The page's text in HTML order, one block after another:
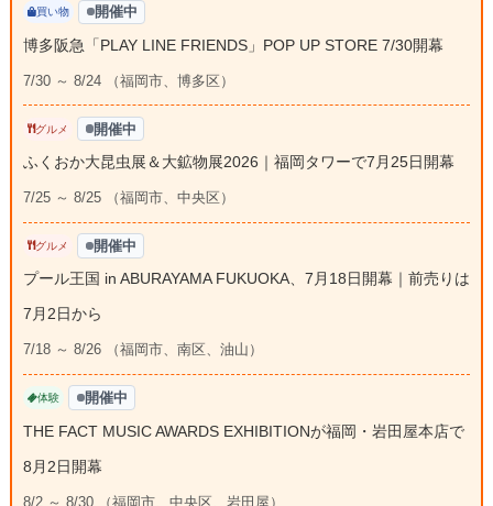
買い物 開催中
博多阪急「PLAY LINE FRIENDS」POP UP STORE 7/30開幕
7/30 ～ 8/24 （福岡市、博多区）
グルメ 開催中
ふくおか大昆虫展＆大鉱物展2026｜福岡タワーで7月25日開幕
7/25 ～ 8/25 （福岡市、中央区）
グルメ 開催中
プール王国 in ABURAYAMA FUKUOKA、7月18日開幕｜前売りは
7月2日から
7/18 ～ 8/26 （福岡市、南区、油山）
体験 開催中
THE FACT MUSIC AWARDS EXHIBITIONが福岡・岩田屋本店で
8月2日開幕
8/2 ～ 8/30 （福岡市、中央区、岩田屋）